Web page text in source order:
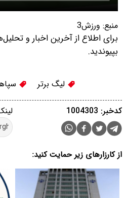
منبع: ورزش3
برای اطلاع از آخرین اخبار و
بپیوندید.
لیگ برتر
کدخبر: 1004303
از کارزارهای زیر حمایت کنید: